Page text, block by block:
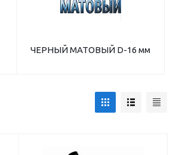
ЧЕРНЫЙ МАТОВЫЙ D-16 мм